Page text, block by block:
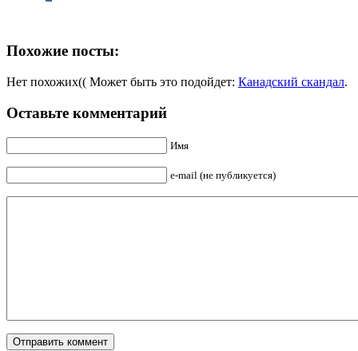
Похожие посты:
Нет похожих(( Может быть это подойдет: Канадский скандал.
Оставьте комментарий
Имя
e-mail (не публикуется)